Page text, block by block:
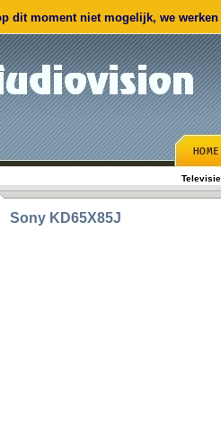
dit moment niet mogelijk, we
Sony KD65X85J